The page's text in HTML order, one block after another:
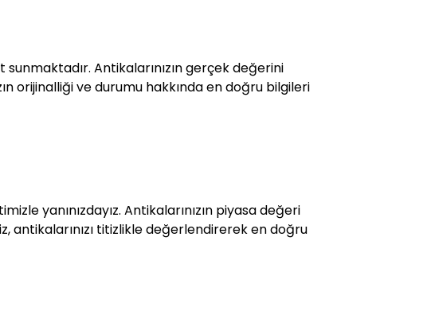
Antikalarınızın gerçek değerini
orijinalliği ve durumu hakkında en doğru bilgileri
yanınızdayız. Antikalarınızın piyasa değeri
antikalarınızı titizlikle değerlendirerek en doğru